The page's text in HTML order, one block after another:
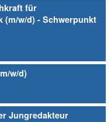
für
(m/w/d) - Schwerpunkt
w/d)
Jungredakteur